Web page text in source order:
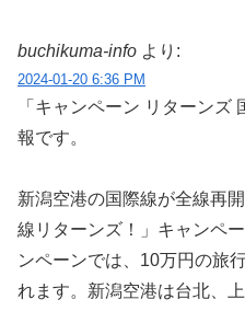
buchikuma-info より:
2024-01-20 6:36 PM
「キャンペーン リターンズ
報です。
新潟空港の国際線が全線再
線リターンズ！」キャンペ
ンペーンでは、10万円の旅
れます。新潟空港は台北、